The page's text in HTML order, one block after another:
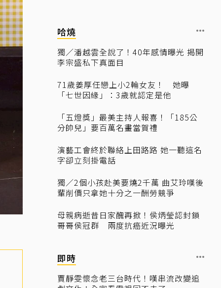
哈燒
獨／潘越雲全說了！40年感情曝光 揭開
李宗盛私下真面目
71歲姜厚任戀上小2輪女友！ 她曝
「七世因緣」：3歲就認定是他
「五燈獎」最美主持人報喜！「185公
分帥兒」要百萬名畫當賀禮
演藝工會終於聯絡上田路路 她一聽這名
字卻立刻掛電話
獨／2個小孩赴美要燒2千萬 曲艾玲嘆後
輩削價只拿她十分之一酬勞競爭
母親病逝昔日家醜再掀！侯炳瑩認封鎖
哥哥侯冠群 兩度抗癌近況曝光
即時
賈靜雯懷念老三台時代！嘆串流改變追